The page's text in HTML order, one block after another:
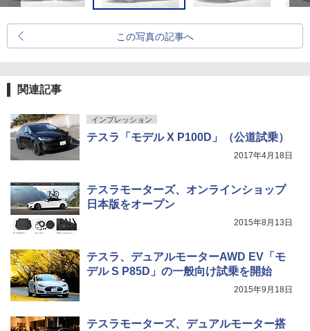
この写真の記事へ
関連記事
インプレッション
テスラ「モデル X P100D」（公道試乗）
2017年4月18日
テスラモーターズ、オンラインショップ
日本版をオープン
2015年8月13日
テスラ、デュアルモーターAWD EV「モ
デル S P85D」の一般向け試乗を開始
2015年9月18日
テスラモーターズ、デュアルモーター搭